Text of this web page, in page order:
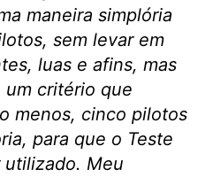
maneira simplória
sem levar em
luas e afins, mas
um critério que
menos, cinco pilotos
para que o Teste
utilizado. Meu